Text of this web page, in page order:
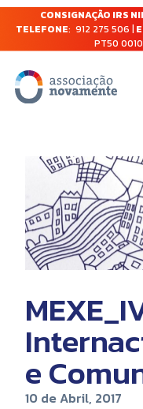
CONSIGNAÇÃO IRS
TELEFONE: 912 275 506 |
PT50
e
10 de Abril, 2017